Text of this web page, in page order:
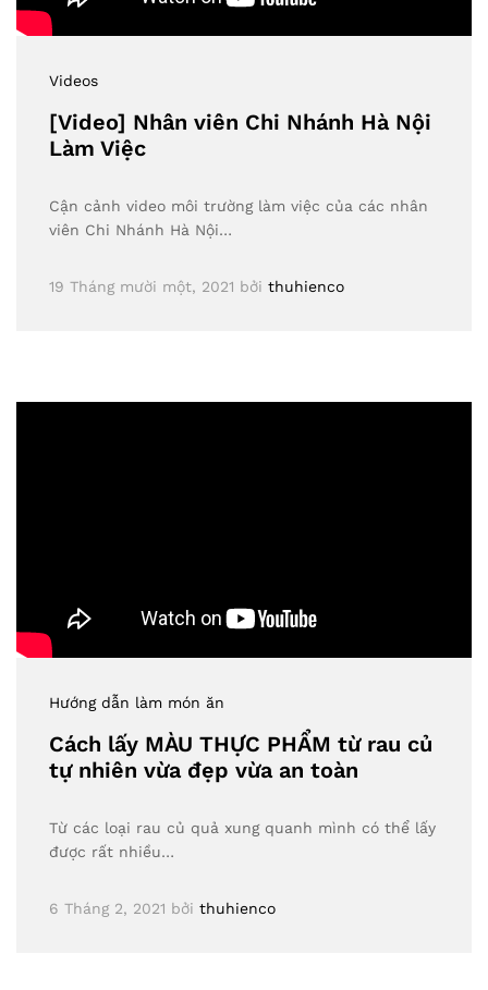
Videos
[Video] Nhân viên Chi Nhánh Hà Nội
Làm Việc
Cận cảnh video môi trường làm việc của các nhân
viên Chi Nhánh Hà Nội…
19 Tháng mười một, 2021 bởi thuhienco
Hướng dẫn làm món ăn
Cách lấy MÀU THỰC PHẨM từ rau củ
tự nhiên vừa đẹp vừa an toàn
Từ các loại rau củ quả xung quanh mình có thể lấy
được rất nhiều…
6 Tháng 2, 2021 bởi thuhienco